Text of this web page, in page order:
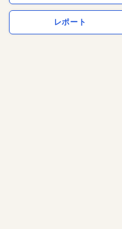
レポート